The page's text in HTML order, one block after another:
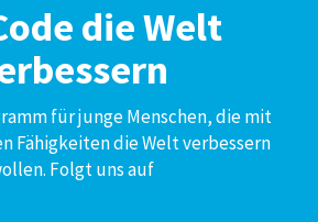
die Welt
für junge Menschen, die mit
Fähigkeiten die Welt verbessern
Folgt uns auf